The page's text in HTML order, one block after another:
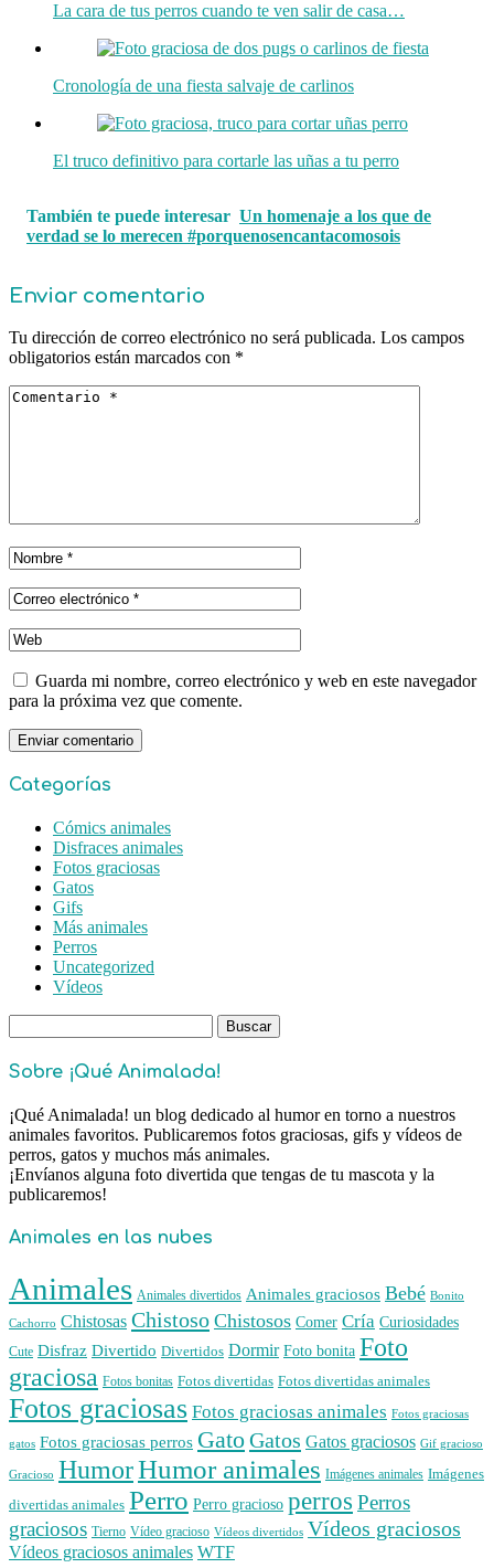
La cara de tus perros cuando te ven salir de casa…
Cronología de una fiesta salvaje de carlinos
El truco definitivo para cortarle las uñas a tu perro
También te puede interesar Un homenaje a los que de
verdad se lo merecen #porquenosencantacomosois
Enviar comentario
Tu dirección de correo electrónico no será publicada. Los campos
obligatorios están marcados con *
Guarda mi nombre, correo electrónico y web en este navegador
para la próxima vez que comente.
Categorías
Cómics animales
Disfraces animales
Fotos graciosas
Gatos
Gifs
Más animales
Perros
Uncategorized
Vídeos
Sobre ¡Qué Animalada!
¡Qué Animalada! un blog dedicado al humor en torno a nuestros
animales favoritos. Publicaremos fotos graciosas, gifs y vídeos de
perros, gatos y muchos más animales.
¡Envíanos alguna foto divertida que tengas de tu mascota y la
publicaremos!
Animales en las nubes
Animales Animales divertidos Animales graciosos Bebé Bonito
Cachorro Chistosas Chistoso Chistosos Comer Cría Curiosidades
Cute Disfraz Divertido Divertidos Dormir Foto bonita Foto
graciosa Fotos bonitas Fotos divertidas Fotos divertidas animales
Fotos graciosas Fotos graciosas animales Fotos graciosas
gatos Fotos graciosas perros GatoGatos Gatos graciosos Gif gracioso
Gracioso HumorHumor animales Imágenes animales Imágenes
divertidas animales Perro Perro gracioso perros Perros
graciosos Tierno Vídeo gracioso Vídeos divertidos Vídeos graciosos
Vídeos graciosos animales WTF